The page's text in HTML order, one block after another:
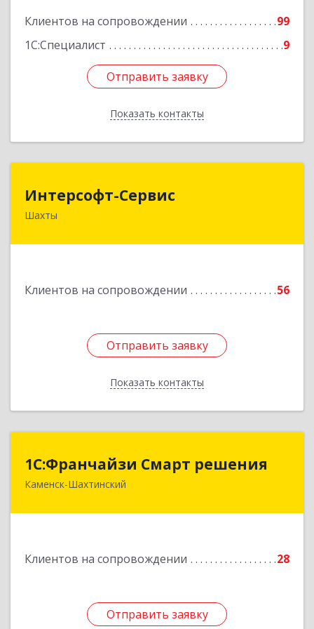
Клиентов на сопровождении
99
1С:Специалист
9
Отправить заявку
Показать контакты
Отправить заявку
Назад
Интерсофт-Сервис
Шахты
Клиентов на сопровождении 56
Отправить заявку
Показать контакты
346480, Ростовская обл, Шахты г, Советская ул,
Отправить заявку
Назад
1С:Франчайзи Смарт решения
Каменск-Шахтинский
Клиентов на сопровождении 28
Отправить заявку
1С:Франчайзи Смарт решения
347800, Ростовская обл, Каменск-Шахтинский г,
Отправить заявку